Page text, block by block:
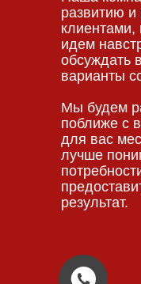
развитию и
клиентами,
идем
обсуждать
варианты
Мы будем
поближе с
для вас
лучше
результат.